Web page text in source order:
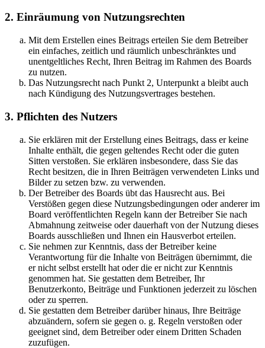
2. Einräumung von Nutzungsrechten
Mit dem Erstellen eines Beitrags erteilen Sie dem Betreiber
ein einfaches, zeitlich und räumlich unbeschränktes und
unentgeltliches Recht, Ihren Beitrag im Rahmen des Boards
zu nutzen.
Das Nutzungsrecht nach Punkt 2, Unterpunkt a bleibt auch
nach Kündigung des Nutzungsvertrages bestehen.
3. Pflichten des Nutzers
Sie erklären mit der Erstellung eines Beitrags, dass er keine
Inhalte enthält, die gegen geltendes Recht oder die guten
Sitten verstoßen. Sie erklären insbesondere, dass Sie das
Recht besitzen, die in Ihren Beiträgen verwendeten Links und
Bilder zu setzen bzw. zu verwenden.
Der Betreiber des Boards übt das Hausrecht aus. Bei
Verstößen gegen diese Nutzungsbedingungen oder anderer im
Board veröffentlichten Regeln kann der Betreiber Sie nach
Abmahnung zeitweise oder dauerhaft von der Nutzung dieses
Boards ausschließen und Ihnen ein Hausverbot erteilen.
Sie nehmen zur Kenntnis, dass der Betreiber keine
Verantwortung für die Inhalte von Beiträgen übernimmt, die
er nicht selbst erstellt hat oder die er nicht zur Kenntnis
genommen hat. Sie gestatten dem Betreiber, Ihr
Benutzerkonto, Beiträge und Funktionen jederzeit zu löschen
oder zu sperren.
Sie gestatten dem Betreiber darüber hinaus, Ihre Beiträge
abzuändern, sofern sie gegen o. g. Regeln verstoßen oder
geeignet sind, dem Betreiber oder einem Dritten Schaden
zuzufügen.